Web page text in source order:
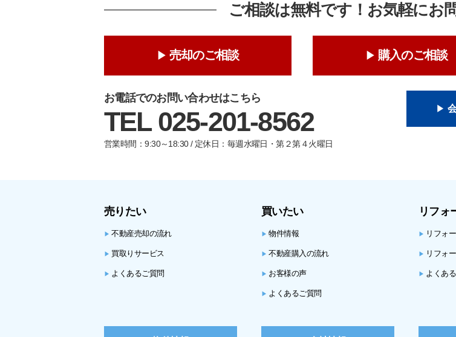
ご相談は無料です！お気軽にお
売却のご相談 購入のご相談
お電話でのお問い合わせはこちら
TEL 025-201-8562
営業時間：9:30～18:30 / 定休日：毎週水曜日・第２第４火曜日
売りたい
▶不動産売却の流れ
▶ 買取りサービス
▶ よくあるご質問
買いたい
▶物件情報
▶不動産購入の流れ
▶ お客様の声
▶ よくあるご質問
リフォ
▶ リフォ
▶ リフォ
▶ よくあ